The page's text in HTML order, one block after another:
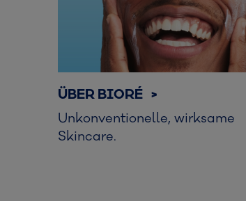
ÜBER BIORÉ >
Unkonventionelle, wirksame
Skincare.